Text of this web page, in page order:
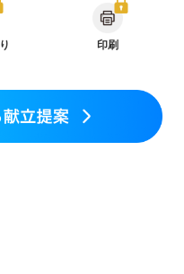
治療中）
食欲がない
気になる（初期）
妊娠糖尿病(初期)
印刷